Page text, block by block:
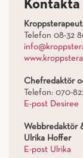
Telefon 08-32
Chefredaktör
Telefon: 070-
E-post Desiree
Webbredaktör
Ulrika Hoffer
E-post Ulrika